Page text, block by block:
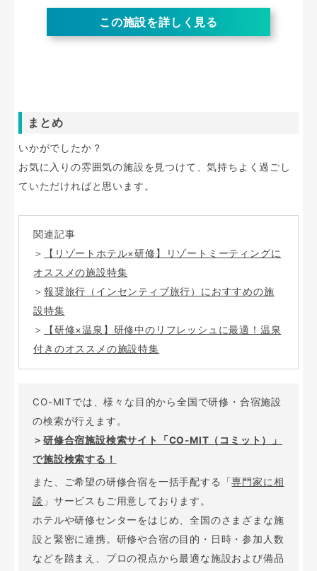
この施設を詳しく見る
まとめ
いかがでしたか？
お気に入りの雰囲気の施設を見つけて、気持ちよく過ごし
ていただければと思います。
関連記事
＞
【リゾートホテル×研修】リゾートミーティングに
オススメの施設特集
＞報奨旅行（インセンティブ旅行）におすすめの施
設特集
＞
【研修×温泉】研修中のリフレッシュに最適！温泉
付きのオススメの施設特集
CO-MITでは、様々な目的から全国で研修・合宿施設
の検索が行えます。
＞研修合宿施設検索サイト「CO-MIT（コミット）」
で施設検索する！
また、ご希望の研修合宿を一括手配する「専門家に相
談 」サービスもご用意しております。
ホテルや研修センターをはじめ、全国のさまざまな施
設と緊密に連携。研修や合宿の目的・日時・参加人数
などを踏まえ、プロの視点から最適な施設および備品